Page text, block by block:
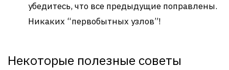
убедитесь, что все предыдущие поправлены.
Никаких “первобытных узлов”!
Некоторые полезные советы